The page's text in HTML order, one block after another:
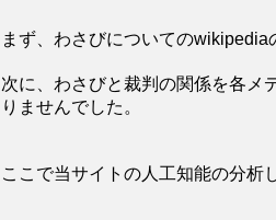
まず、わさびについてのwikipedia
次に、わさびと裁判の関係を各メ
りませんでした。
ここで当サイトの人工知能の分析